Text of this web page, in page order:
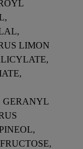
LIMON
GERANYL